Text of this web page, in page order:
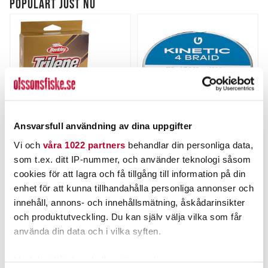
Ansvarsfull användning av dina uppgifter
Vi och våra 1022 partners behandlar din personliga data,
som t.ex. ditt IP-nummer, och använder teknologi såsom
cookies för att lagra och få tillgång till information på din
enhet för att kunna tillhandahålla personliga annonser och
innehåll, annons- och innehållsmätning, åskådarinsikter
och produktutveckling. Du kan själv välja vilka som får
använda din data och i vilka syften.
POPULÄRT JUST NU
BERKLEY
Berkley Trilene
Nuvarande pris:
189,00 krTidigare pris:
269,00 kr
189,00 kr
FINNS I LAGER.
LÄS MER
KINETIC
Kinetic 4 Braid 150m Dusty
Nuvarande pris:
69,00 krTidigare pris:
79,95 kr
69,00 kr
79,95 kr
FINNS I LAGER.